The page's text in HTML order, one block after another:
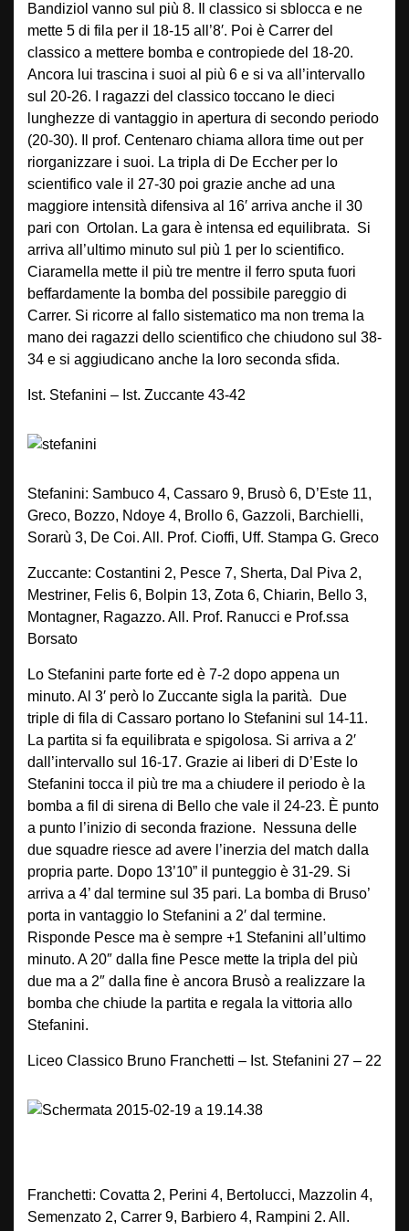
Bandiziol vanno sul più 8. Il classico si sblocca e ne
mette 5 di fila per il 18-15 all’8′. Poi è Carrer del
classico a mettere bomba e contropiede del 18-20.
Ancora lui trascina i suoi al più 6 e si va all’intervallo
sul 20-26. I ragazzi del classico toccano le dieci
lunghezze di vantaggio in apertura di secondo periodo
(20-30). Il prof. Centenaro chiama allora time out per
riorganizzare i suoi. La tripla di De Eccher per lo
scientifico vale il 27-30 poi grazie anche ad una
maggiore intensità difensiva al 16′ arriva anche il 30
pari con Ortolan. La gara è intensa ed equilibrata. Si
arriva all’ultimo minuto sul più 1 per lo scientifico.
Ciaramella mette il più tre mentre il ferro sputa fuori
beffardamente la bomba del possibile pareggio di
Carrer. Si ricorre al fallo sistematico ma non trema la
mano dei ragazzi dello scientifico che chiudono sul 38-
34 e si aggiudicano anche la loro seconda sfida.
Ist. Stefanini – Ist. Zuccante 43-42
Stefanini: Sambuco 4, Cassaro 9, Brusò 6, D’Este 11,
Greco, Bozzo, Ndoye 4, Brollo 6, Gazzoli, Barchielli,
Sorarù 3, De Coi. All. Prof. Cioffi, Uff. Stampa G. Greco
Zuccante: Costantini 2, Pesce 7, Sherta, Dal Piva 2,
Mestriner, Felis 6, Bolpin 13, Zota 6, Chiarin, Bello 3,
Montagner, Ragazzo. All. Prof. Ranucci e Prof.ssa
Borsato
Lo Stefanini parte forte ed è 7-2 dopo appena un
minuto. Al 3′ però lo Zuccante sigla la parità. Due
triple di fila di Cassaro portano lo Stefanini sul 14-11.
La partita si fa equilibrata e spigolosa. Si arriva a 2′
dall’intervallo sul 16-17. Grazie ai liberi di D’Este lo
Stefanini tocca il più tre ma a chiudere il periodo è la
bomba a fil di sirena di Bello che vale il 24-23. È punto
a punto l’inizio di seconda frazione. Nessuna delle
due squadre riesce ad avere l’inerzia del match dalla
propria parte. Dopo 13’10” il punteggio è 31-29. Si
arriva a 4’ dal termine sul 35 pari. La bomba di Bruso’
porta in vantaggio lo Stefanini a 2′ dal termine.
Risponde Pesce ma è sempre +1 Stefanini all’ultimo
minuto. A 20″ dalla fine Pesce mette la tripla del più
due ma a 2″ dalla fine è ancora Brusò a realizzare la
bomba che chiude la partita e regala la vittoria allo
Stefanini.
Liceo Classico Bruno Franchetti – Ist. Stefanini 27 – 22
Franchetti: Covatta 2, Perini 4, Bertolucci, Mazzolin 4,
Semenzato 2, Carrer 9, Barbiero 4, Rampini 2. All.